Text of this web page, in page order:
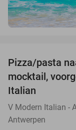
Pizza/pasta
mocktail,
Italian
V Modern Italian -
Antwerpen